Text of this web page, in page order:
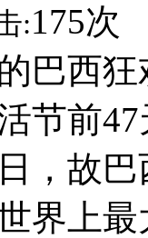
:175次
巴西
节前
，故
界上